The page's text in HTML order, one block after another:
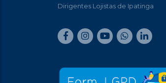
Dirigentes Lojistas de Ipatinga